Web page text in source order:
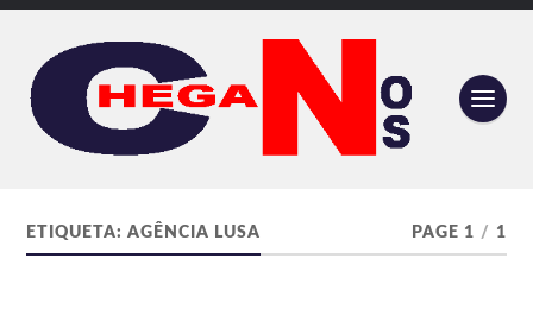
ETIQUETA:AGÊNCIA LUSA PAGE 1 / 1